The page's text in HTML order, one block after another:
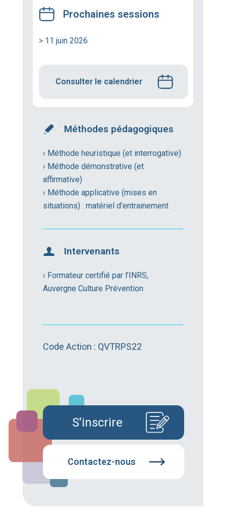
Prochaines sessions
> 11 juin 2026
Consulter le calendrier
Méthodes pédagogiques
› Méthode heuristique (et interrogative)
› Méthode démonstrative (et
affirmative)
› Méthode applicative (mises en
situations) : matériel d’entrainement
Intervenants
› Formateur certifié par l’INRS,
Auvergne Culture Prévention
Code Action : QVTRPS22
S'inscrire
Contactez-nous